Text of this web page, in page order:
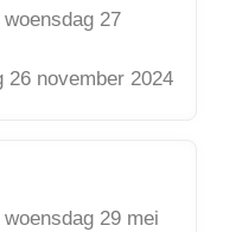
woensdag 27
26 november 2024
woensdag 29 mei